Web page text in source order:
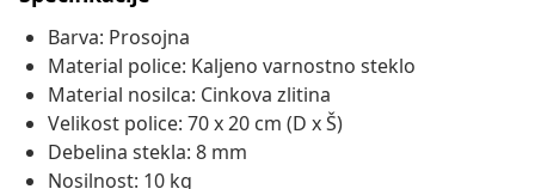
Barva: Prosojna
Material police: Kaljeno varnostno steklo
Material nosilca: Cinkova zlitina
Velikost police: 70 x 20 cm (D x Š)
Debelina stekla: 8 mm
Nosilnost: 10 kg